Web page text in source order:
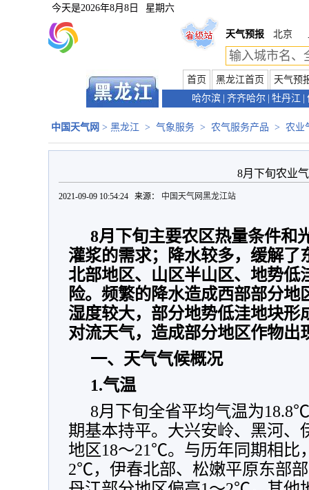
今天是2026年8月8日 星期六
天气预报 北京
首页 黑龙江首页
天气预
哈尔滨 齐齐哈尔 牡丹江
中国天气网 > 黑龙江 > 气象服务 > 农气服务产品 > 农业
8月下旬农业
2021-09-09 10:54:24 来源： 中国天气网黑龙江站
8月下旬主要农区热量条件和
灌浆的需求；降水较多，缓解了
北部地区、山区半山区、地势低
险。频繁的降水造成西部部分地
湿度较大，部分地势低洼地块形
对流天气，造成部分地区作物出
一、天气气候概况
1.气温
8月下旬全省平均气温为
期基本持平。大兴安岭、黑河
地区18～21℃。与历年同期相比
2℃，伊春北部、松嫩平原东部